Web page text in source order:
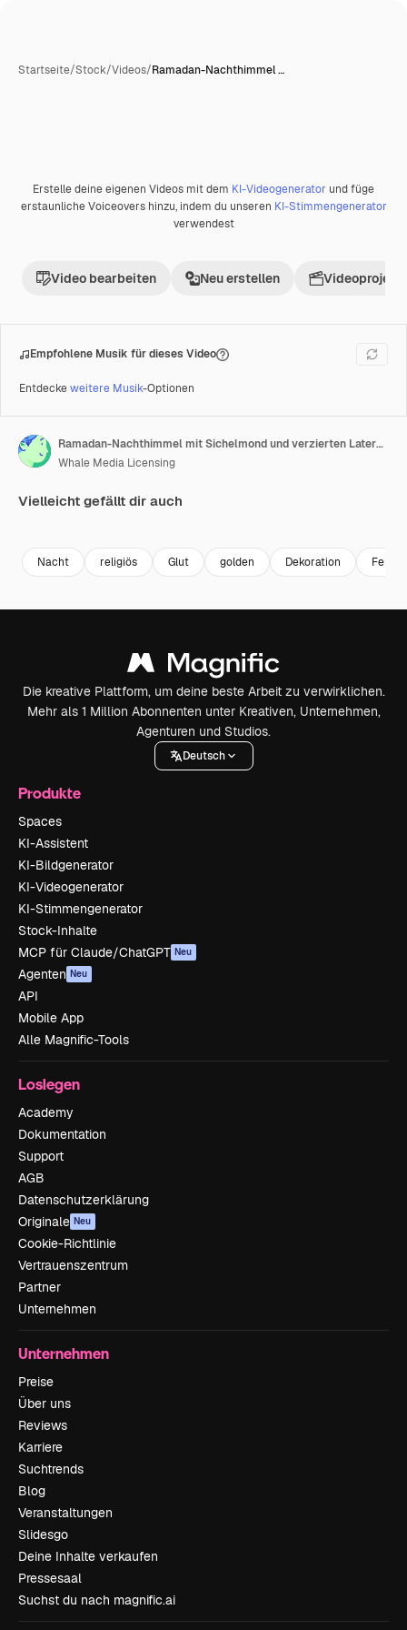
Startseite/Stock/Videos/Ramadan-Nachthimmel …
PremiumKI-generiert
Erstelle deine eigenen Videos mit dem KI-Videogenerator und füge
erstaunliche Voiceovers hinzu, indem du unseren KI-Stimmengenerator
verwendest
Video bearbeiten Neu erstellen Videoprojekt
Empfohlene Musik für dieses Video
Entdeckeweitere Musik-Optionen
Ramadan-Nachthimmel mit Sichelmond und verzierten Laternen.
Whale Media Licensing
Vielleicht gefällt dir auch
Nacht religiös Glut golden Dekoration Feier
Die kreative Plattform, um deine beste Arbeit zu verwirklichen.
Mehr als 1 Million Abonnenten unter Kreativen, Unternehmen,
Agenturen und Studios.
Deutsch
Produkte
Spaces
KI-Assistent
KI-Bildgenerator
KI-Videogenerator
KI-Stimmengenerator
Stock-Inhalte
MCP für Claude/ChatGPT Neu
Agenten Neu
API
Mobile App
Alle Magnific-Tools
Loslegen
Academy
Dokumentation
Support
AGB
Datenschutzerklärung
Originale Neu
Cookie-Richtlinie
Vertrauenszentrum
Partner
Unternehmen
Unternehmen
Preise
Über uns
Reviews
Karriere
Suchtrends
Blog
Veranstaltungen
Slidesgo
Deine Inhalte verkaufen
Pressesaal
Suchst du nach magnific.ai